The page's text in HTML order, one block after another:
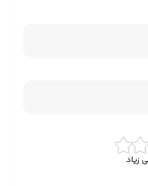
زیاد